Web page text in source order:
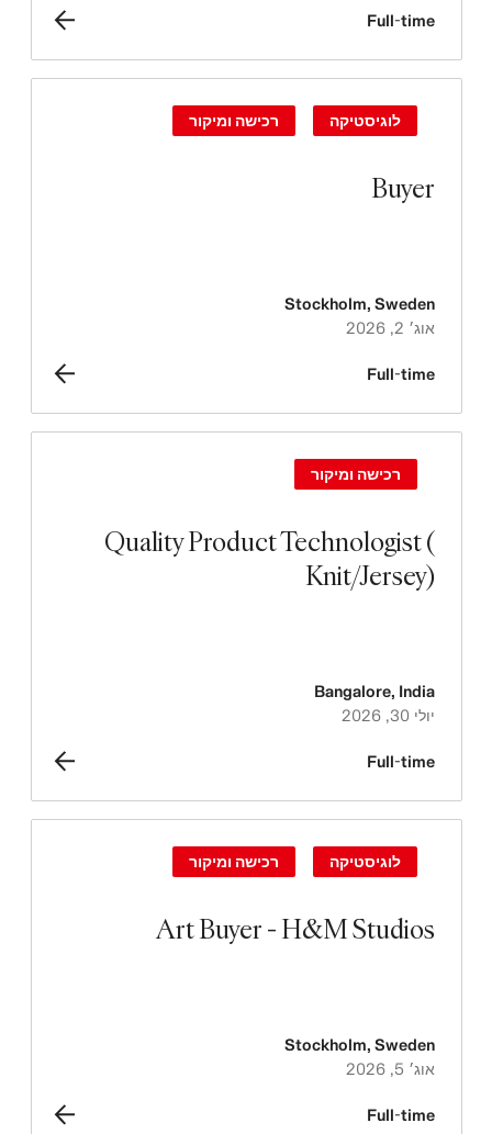
Full-time
Buyer
לוגיסטיקה רכישה ומיקור
Stockholm, Sweden
אוג׳ 2, 2026
Full-time
Quality Product Technologist (
Knit/Jersey)
רכישה ומיקור
Bangalore, India
יולי 30, 2026
Full-time
Art Buyer - H&M Studios
לוגיסטיקה רכישה ומיקור
Stockholm, Sweden
אוג׳ 5, 2026
Full-time